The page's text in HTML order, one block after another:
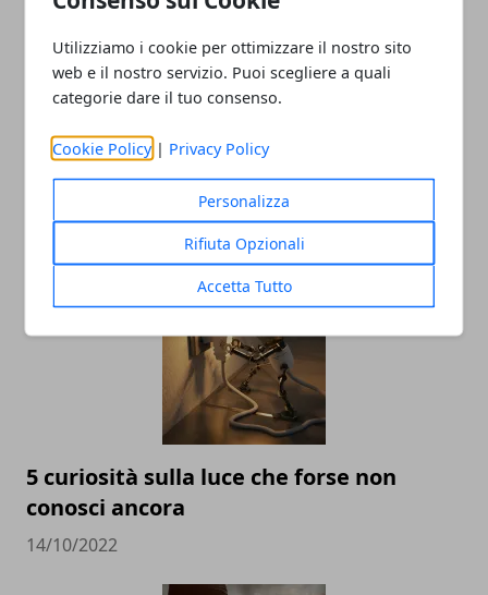
Utilizziamo i cookie per ottimizzare il nostro sito
web e il nostro servizio. Puoi scegliere a quali
categorie dare il tuo consenso.
Cookie Policy | Privacy Policy
Personalizza
Rifiuta Opzionali
Accetta Tutto
E-mail, perché gli invii a pioggia
rappresentano il passato?
5 curiosità sulla luce che forse non
conosci ancora
14/10/2022